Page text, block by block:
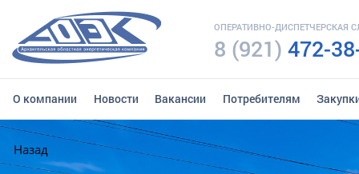
ОПЕРАТИВНО-ДИСПЕТЧЕРСКАЯ
8 (921) 472-
О компании Новости Вакансии Потребителям
Назад